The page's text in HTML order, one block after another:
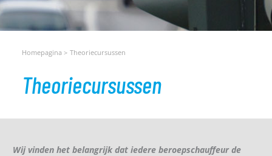
Homepagina Theoriecursussen
Theoriecursussen
Wij vinden het belangrijk dat iedere beroepschauffeur de